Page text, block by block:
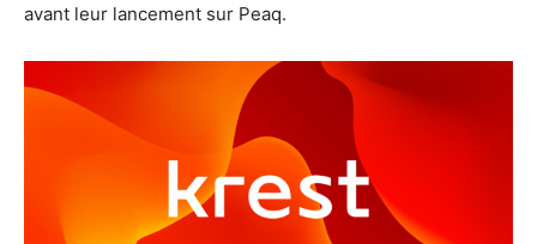
avant leur lancement sur Peaq.